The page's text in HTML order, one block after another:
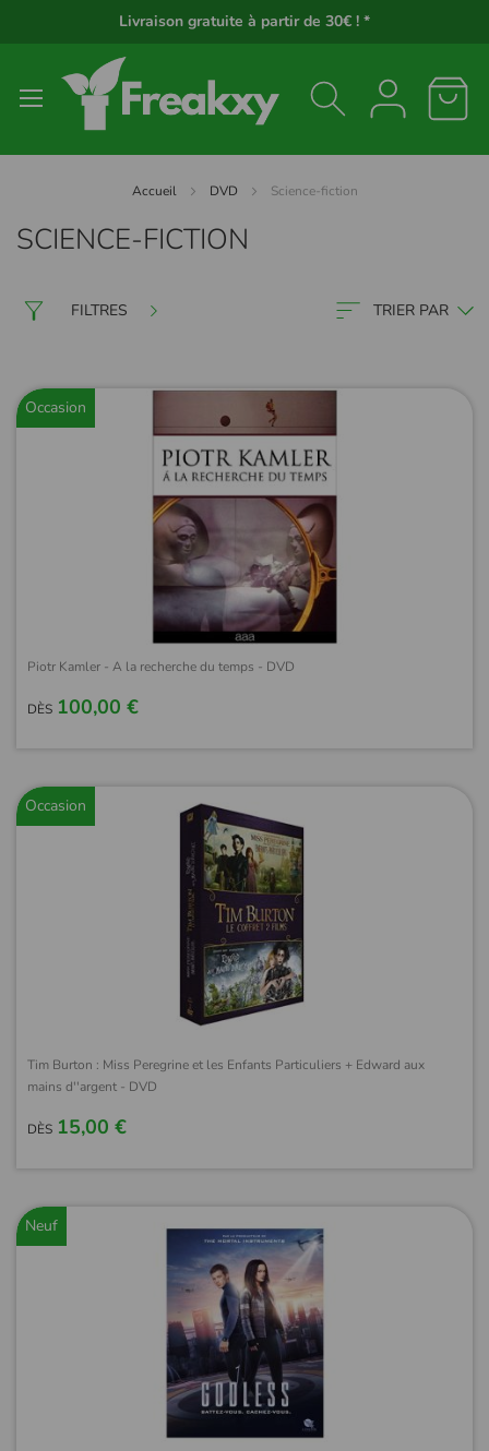
Livraison gratuite à partir de 30€ ! *
Accueil DVD Science-fiction
SCIENCE-FICTION
FILTRES TRIER PAR
Occasion
Piotr Kamler - A la recherche du temps - DVD
DÈS 100,00 €
Occasion
Tim Burton : Miss Peregrine et les Enfants Particuliers + Edward aux
mains d''argent - DVD
DÈS 15,00 €
Neuf
Panneau de gestion des cookies